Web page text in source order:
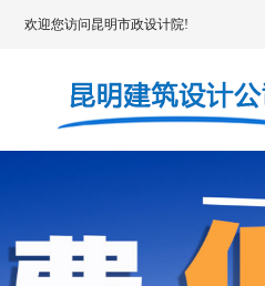
欢迎您访问昆明市政设计院!